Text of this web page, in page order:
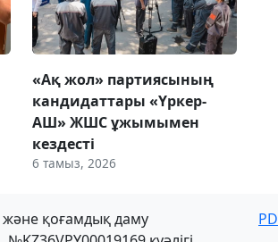
«Ақ жол» партиясының
кандидаттары «Үркер-
АШ» ЖШС ұжымымен
кездесті
6 тамыз, 2026
қоғамдық даму